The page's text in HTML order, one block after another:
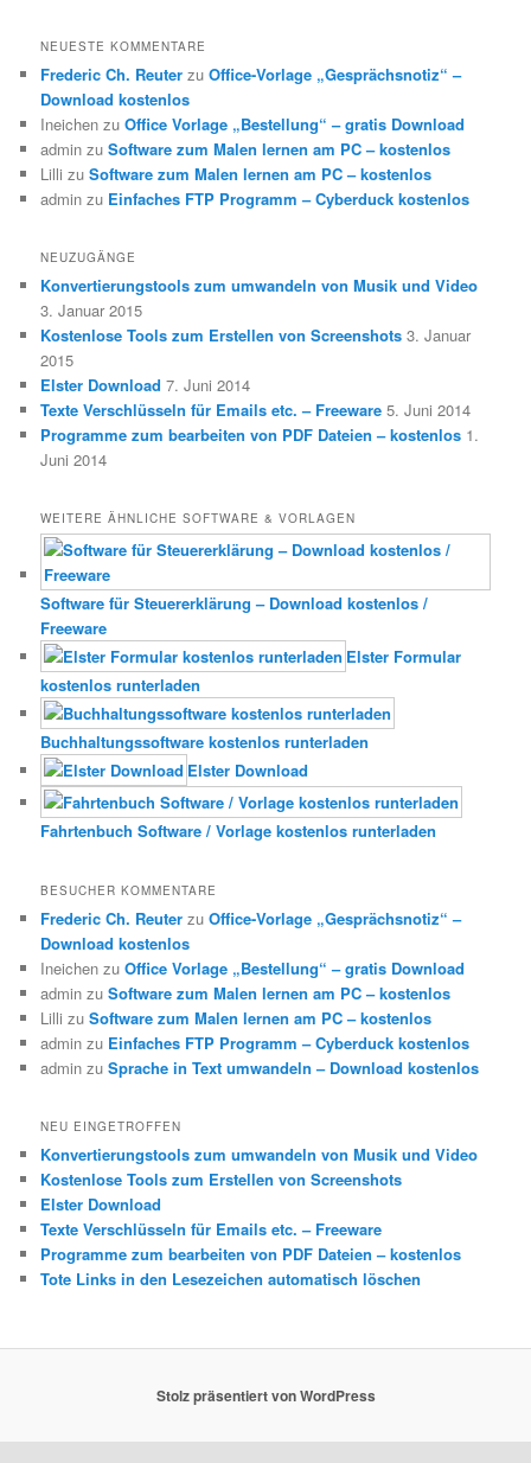
NEUESTE KOMMENTARE
Frederic Ch. Reuter zuOffice-Vorlage „Gesprächsnotiz“ –
Download kostenlos
Ineichen zuOffice Vorlage „Bestellung“ – gratis Download
admin zuSoftware zum Malen lernen am PC – kostenlos
Lilli zuSoftware zum Malen lernen am PC – kostenlos
admin zu Einfaches FTP Programm – Cyberduck kostenlos
NEUZUGÄNGE
Konvertierungstools zum umwandeln von Musik und Video
3. Januar 2015
Kostenlose Tools zum Erstellen von Screenshots 3. Januar
2015
Elster Download 7. Juni 2014
Texte Verschlüsseln für Emails etc. – Freeware 5. Juni 2014
Programme zum bearbeiten von PDF Dateien – kostenlos 1.
Juni 2014
WEITERE ÄHNLICHE SOFTWARE & VORLAGEN
Software für Steuererklärung – Download kostenlos /
Freeware
Elster Formular
kostenlos runterladen
Buchhaltungssoftware kostenlos runterladen
Elster Download
Fahrtenbuch Software / Vorlage kostenlos runterladen
BESUCHER KOMMENTARE
Frederic Ch. Reuter zuOffice-Vorlage „Gesprächsnotiz“ –
Download kostenlos
Ineichen zuOffice Vorlage „Bestellung“ – gratis Download
admin zuSoftware zum Malen lernen am PC – kostenlos
Lilli zuSoftware zum Malen lernen am PC – kostenlos
admin zu Einfaches FTP Programm – Cyberduck kostenlos
admin zuSprache in Text umwandeln – Download kostenlos
NEU EINGETROFFEN
Konvertierungstools zum umwandeln von Musik und Video
Kostenlose Tools zum Erstellen von Screenshots
Elster Download
Texte Verschlüsseln für Emails etc. – Freeware
Programme zum bearbeiten von PDF Dateien – kostenlos
Tote Links in den Lesezeichen automatisch löschen
Stolz präsentiert von WordPress